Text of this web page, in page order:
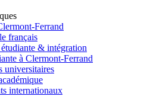
Ferrand
français
& intégration
à Clermont-Ferrand
universitaires
internationaux